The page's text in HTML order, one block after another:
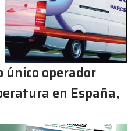
único operador
en España,